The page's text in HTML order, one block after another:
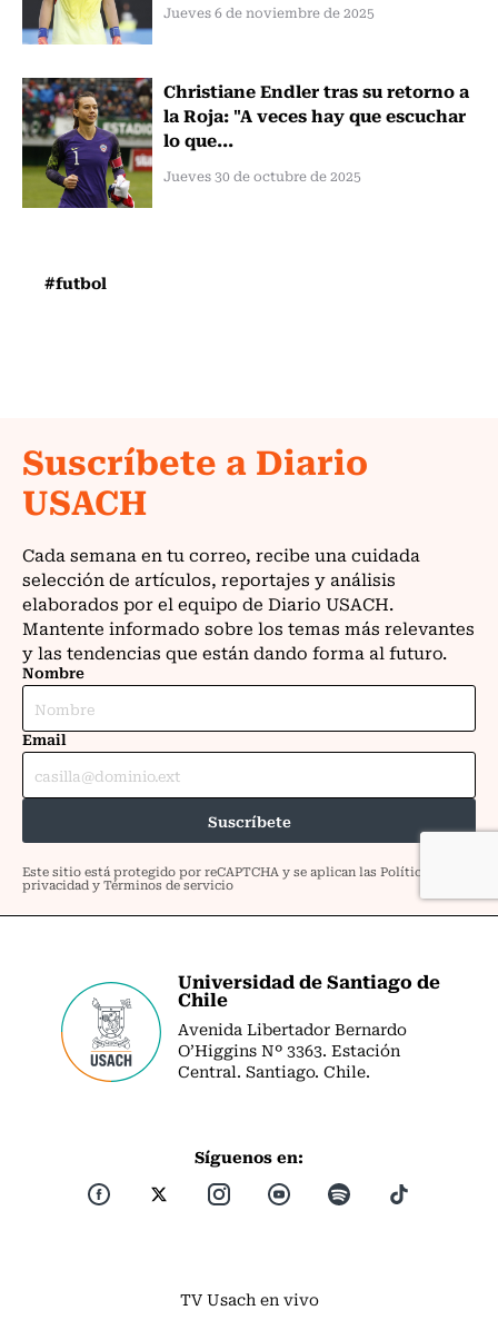
Jueves 6 de noviembre de 2025
Christiane Endler tras su retorno a
la Roja: "A veces hay que escuchar
lo que...
Jueves 30 de octubre de 2025
#futbol
Universidad de Santiago de
Chile
Avenida Libertador Bernardo
O’Higgins Nº 3363. Estación
Central. Santiago. Chile.
Síguenos en:
TV Usach en vivo